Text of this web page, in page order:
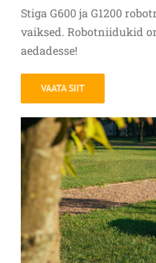
Stiga G600 ja G1200
vaiksed. Robotniidukid
aedadesse!
VAATA SIIT